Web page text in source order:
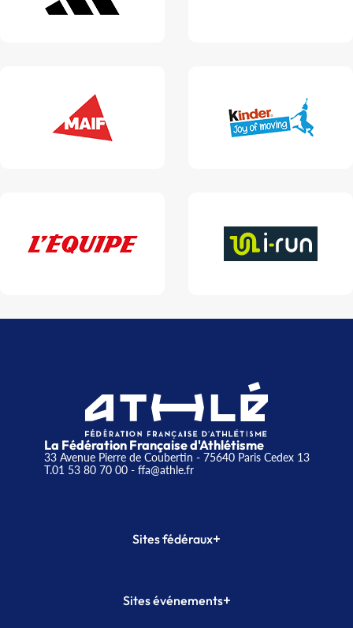
La Fédération Française d'Athlétisme
33 Avenue Pierre de Coubertin - 75640 Paris Cedex 13
T.01 53 80 70 00- ffa@athle.fr
Sites fédéraux+
Plateforme Formation
Sites événements+